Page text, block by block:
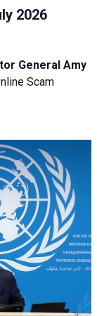
2026
General Amy
Scam